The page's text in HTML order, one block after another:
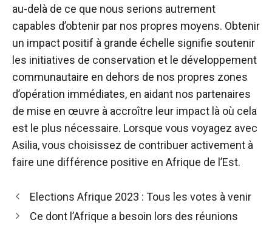
au-delà de ce que nous serions autrement
capables d’obtenir par nos propres moyens. Obtenir
un impact positif à grande échelle signifie soutenir
les initiatives de conservation et le développement
communautaire en dehors de nos propres zones
d’opération immédiates, en aidant nos partenaires
de mise en œuvre à accroître leur impact là où cela
est le plus nécessaire. Lorsque vous voyagez avec
Asilia, vous choisissez de contribuer activement à
faire une différence positive en Afrique de l’Est.
Navigation
des
Elections Afrique 2023 : Tous les votes à venir
Ce dont l’Afrique a besoin lors des réunions